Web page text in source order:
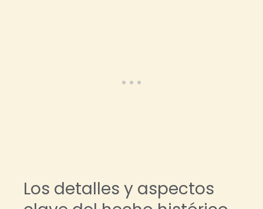
Los detalles y aspectos